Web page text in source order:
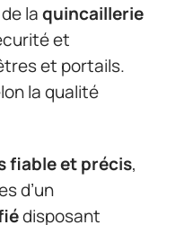
laquincaillerie
et
et portails.
la qualité
fiable et précis,
d’un
disposant